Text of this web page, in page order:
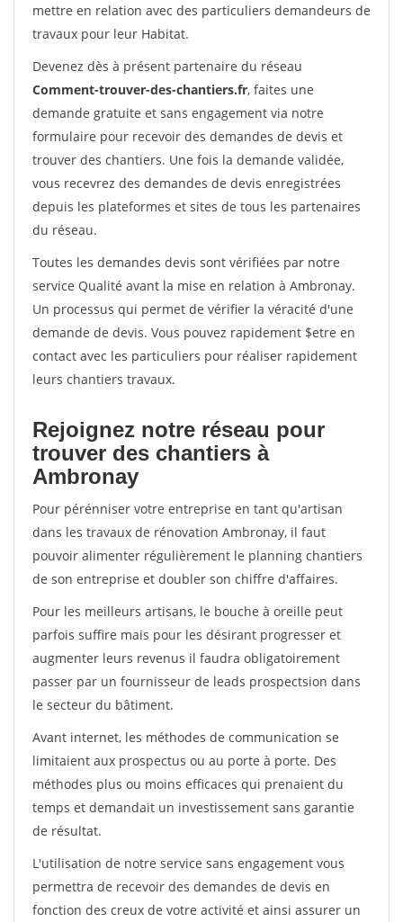
mettre en relation avec des particuliers demandeurs de
travaux pour leur Habitat.
Devenez dès à présent partenaire du réseau
Comment-trouver-des-chantiers.fr, faites une
demande gratuite et sans engagement via notre
formulaire pour recevoir des demandes de devis et
trouver des chantiers. Une fois la demande validée,
vous recevrez des demandes de devis enregistrées
depuis les plateformes et sites de tous les partenaires
du réseau.
Toutes les demandes devis sont vérifiées par notre
service Qualité avant la mise en relation à Ambronay.
Un processus qui permet de vérifier la véracité d'une
demande de devis. Vous pouvez rapidement $etre en
contact avec les particuliers pour réaliser rapidement
leurs chantiers travaux.
Rejoignez notre réseau pour
trouver des chantiers à
Ambronay
Pour pérénniser votre entreprise en tant qu'artisan
dans les travaux de rénovation Ambronay, il faut
pouvoir alimenter régulièrement le planning chantiers
de son entreprise et doubler son chiffre d'affaires.
Pour les meilleurs artisans, le bouche à oreille peut
parfois suffire mais pour les désirant progresser et
augmenter leurs revenus il faudra obligatoirement
passer par un fournisseur de leads prospectsion dans
le secteur du bâtiment.
Avant internet, les méthodes de communication se
limitaient aux prospectus ou au porte à porte. Des
méthodes plus ou moins efficaces qui prenaient du
temps et demandait un investissement sans garantie
de résultat.
L'utilisation de notre service sans engagement vous
permettra de recevoir des demandes de devis en
fonction des creux de votre activité et ainsi assurer un